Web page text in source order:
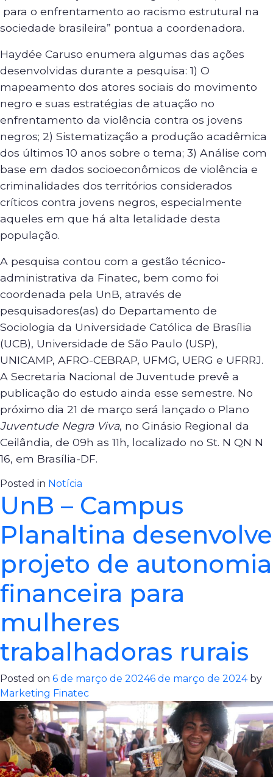
para o enfrentamento ao racismo estrutural na
sociedade brasileira” pontua a coordenadora.
Haydée Caruso enumera algumas das ações
desenvolvidas durante a pesquisa: 1) O
mapeamento dos atores sociais do movimento
negro e suas estratégias de atuação no
enfrentamento da violência contra os jovens
negros; 2) Sistematização a produção acadêmica
dos últimos 10 anos sobre o tema; 3) Análise com
base em dados socioeconômicos de violência e
criminalidades dos territórios considerados
críticos contra jovens negros, especialmente
aqueles em que há alta letalidade desta
população.
A pesquisa contou com a gestão técnico-
administrativa da Finatec, bem como foi
coordenada pela UnB, através de
pesquisadores(as) do Departamento de
Sociologia da Universidade Católica de Brasília
(UCB), Universidade de São Paulo (USP),
UNICAMP, AFRO-CEBRAP, UFMG, UERG e UFRRJ.
A Secretaria Nacional de Juventude prevê a
publicação do estudo ainda esse semestre. No
próximo dia 21 de março será lançado o Plano
Juventude Negra Viva, no Ginásio Regional da
Ceilândia, de 09h as 11h, localizado no St. N QN N
16, em Brasília-DF.
Posted in Notícia
UnB – Campus
Planaltina desenvolve
projeto de autonomia
financeira para
mulheres
trabalhadoras rurais
Posted on 6 de março de 20246 de março de 2024by
Marketing Finatec